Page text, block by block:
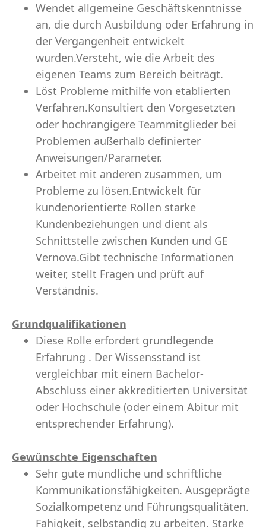
Wendet allgemeine Geschäftskenntnisse
an, die durch Ausbildung oder Erfahrung in
der Vergangenheit entwickelt
wurden.Versteht, wie die Arbeit des
eigenen Teams zum Bereich beiträgt.
Löst Probleme mithilfe von etablierten
Verfahren.Konsultiert den Vorgesetzten
oder hochrangigere Teammitglieder bei
Problemen außerhalb definierter
Anweisungen/Parameter.
Arbeitet mit anderen zusammen, um
Probleme zu lösen.Entwickelt für
kundenorientierte Rollen starke
Kundenbeziehungen und dient als
Schnittstelle zwischen Kunden und GE
Vernova.Gibt technische Informationen
weiter, stellt Fragen und prüft auf
Verständnis.
Grundqualifikationen
Diese Rolle erfordert grundlegende
Erfahrung . Der Wissensstand ist
vergleichbar mit einem Bachelor-
Abschluss einer akkreditierten Universität
oder Hochschule (oder einem Abitur mit
entsprechender Erfahrung).
Gewünschte Eigenschaften
Sehr gute mündliche und schriftliche
Kommunikationsfähigkeiten. Ausgeprägte
Sozialkompetenz und Führungsqualitäten.
Fähigkeit, selbständig zu arbeiten. Starke